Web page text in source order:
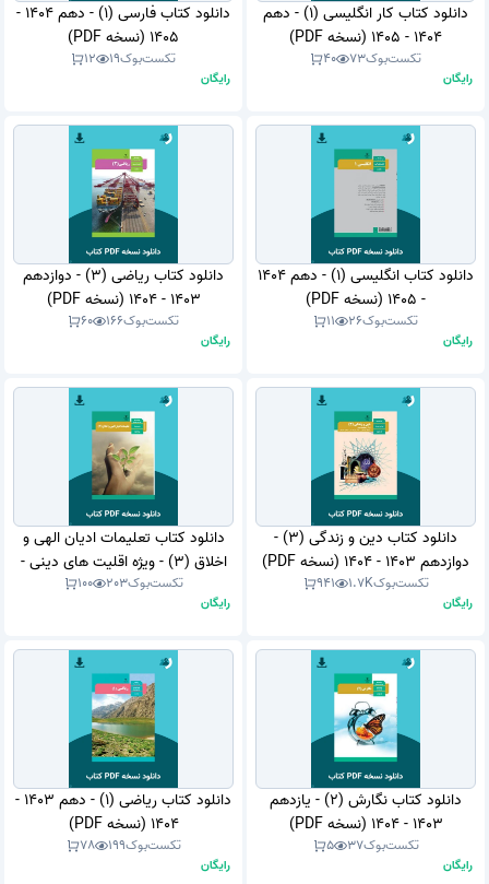
دانلود کتاب کار انگلیسی (1) - دهم
1404 - 1405 (نسخه PDF)
تکست‌بوک73
40
رایگان
دانلود کتاب فارسی (1) - دهم 1404 -
1405 (نسخه PDF)
تکست‌بوک19
12
رایگان
دانلود کتاب انگلیسی (1) - دهم 1404
- 1405 (نسخه PDF)
تکست‌بوک26
11
رایگان
دانلود کتاب ریاضی (3) - دوازدهم
1403 - 1404 (نسخه PDF)
تکست‌بوک166
60
رایگان
دانلود کتاب دین و زندگی (3) -
دوازدهم 1403 - 1404 (نسخه PDF)
تکست‌بوک1.7K
941
رایگان
دانلود کتاب تعلیمات ادیان الهی و
اخلاق (3) - ویژه اقلیت های دینی -
دوازدهم 1403 - 1404 (نسخه PDF)تکست‌بوک203
100
رایگان
دانلود کتاب نگارش (2) - یازدهم
1403 - 1404 (نسخه PDF)
تکست‌بوک37
5
رایگان
دانلود کتاب ریاضی (1) - دهم 1403 -
1404 (نسخه PDF)
تکست‌بوک199
78
رایگان